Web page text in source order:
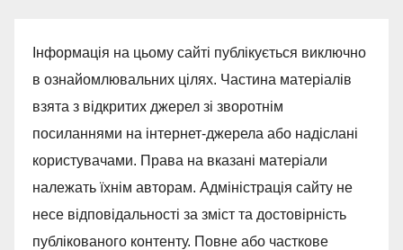
Інформація на цьому сайті публікується виключно
в ознайомлювальних цілях. Частина матеріалів
взята з відкритих джерел зі зворотнім
посиланнями на інтернет-джерела або надіслані
користувачами. Права на вказані матеріали
належать їхнім авторам. Адміністрація сайту не
несе відповідальності за зміст та достовірність
публікованого контенту. Повне або часткове